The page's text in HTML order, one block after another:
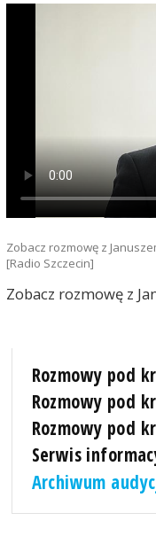
Zobacz rozmowę z
[Radio Szczecin]
Zobacz rozmowę z
Rozmowy pod
Rozmowy pod
Rozmowy pod
Serwis
Archiwum